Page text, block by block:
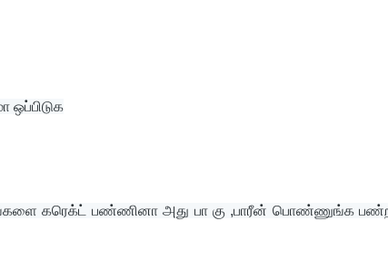
ஒப்பிடுக
கரெக்ட் பண்ணினா அது பா கு ,பாரீன் பொண்ணுங்க